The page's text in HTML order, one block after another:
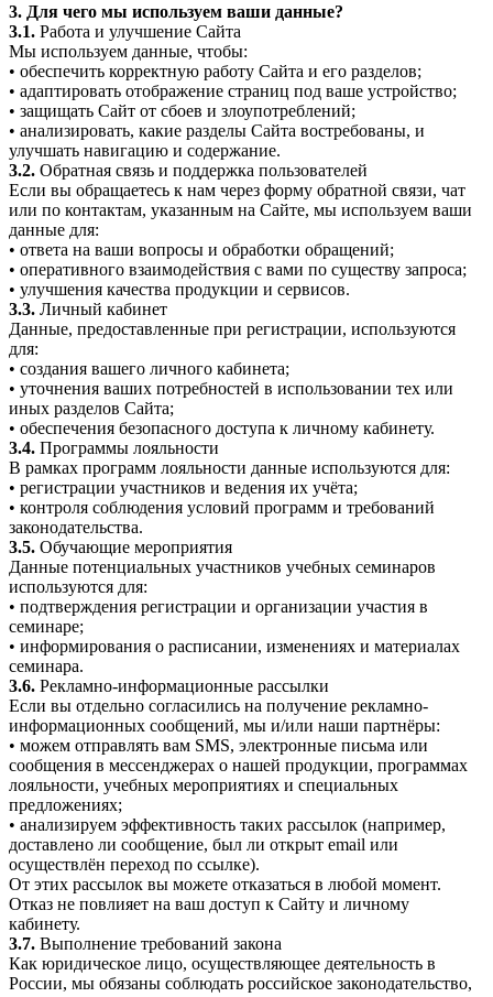
3. Для чего мы используем ваши данные?
3.1. Работа и улучшение Сайта
Мы используем данные, чтобы:
• обеспечить корректную работу Сайта и его разделов;
• адаптировать отображение страниц под ваше устройство;
• защищать Сайт от сбоев и злоупотреблений;
• анализировать, какие разделы Сайта востребованы, и
улучшать навигацию и содержание.
3.2. Обратная связь и поддержка пользователей
Если вы обращаетесь к нам через форму обратной связи, чат
или по контактам, указанным на Сайте, мы используем ваши
данные для:
• ответа на ваши вопросы и обработки обращений;
• оперативного взаимодействия с вами по существу запроса;
• улучшения качества продукции и сервисов.
3.3. Личный кабинет
Данные, предоставленные при регистрации, используются
для:
• создания вашего личного кабинета;
• уточнения ваших потребностей в использовании тех или
иных разделов Сайта;
• обеспечения безопасного доступа к личному кабинету.
3.4. Программы лояльности
В рамках программ лояльности данные используются для:
• регистрации участников и ведения их учёта;
• контроля соблюдения условий программ и требований
законодательства.
3.5. Обучающие мероприятия
Данные потенциальных участников учебных семинаров
используются для:
• подтверждения регистрации и организации участия в
семинаре;
• информирования о расписании, изменениях и материалах
семинара.
3.6. Рекламно-информационные рассылки
Если вы отдельно согласились на получение рекламно-
информационных сообщений, мы и/или наши партнёры:
• можем отправлять вам SMS, электронные письма или
сообщения в мессенджерах о нашей продукции, программах
лояльности, учебных мероприятиях и специальных
предложениях;
• анализируем эффективность таких рассылок (например,
доставлено ли сообщение, был ли открыт email или
осуществлён переход по ссылке).
От этих рассылок вы можете отказаться в любой момент.
Отказ не повлияет на ваш доступ к Сайту и личному
кабинету.
3.7. Выполнение требований закона
Как юридическое лицо, осуществляющее деятельность в
России, мы обязаны соблюдать российское законодательство,